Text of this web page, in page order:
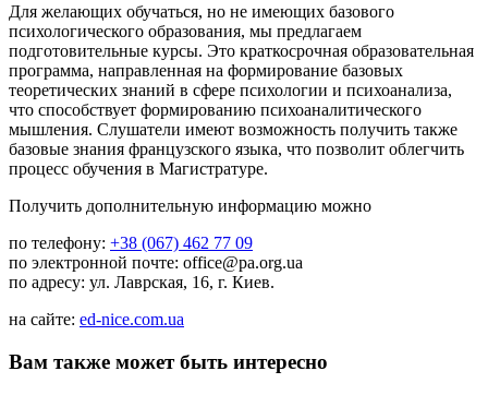
Для желающих обучаться, но не имеющих базового
психологического образования, мы предлагаем
подготовительные курсы. Это краткосрочная образовательная
программа, направленная на формирование базовых
теоретических знаний в сфере психологии и психоанализа,
что способствует формированию психоаналитического
мышления. Слушатели имеют возможность получить также
базовые знания французского языка, что позволит облегчить
процесс обучения в Магистратуре.
Получить дополнительную информацию можно
по телефону: +38 (067) 462 77 09
по электронной почте: office@pa.org.ua
по адресу: ул. Лаврская, 16, г. Киев.
на сайте: ed-nice.com.ua
Вам также может быть интересно